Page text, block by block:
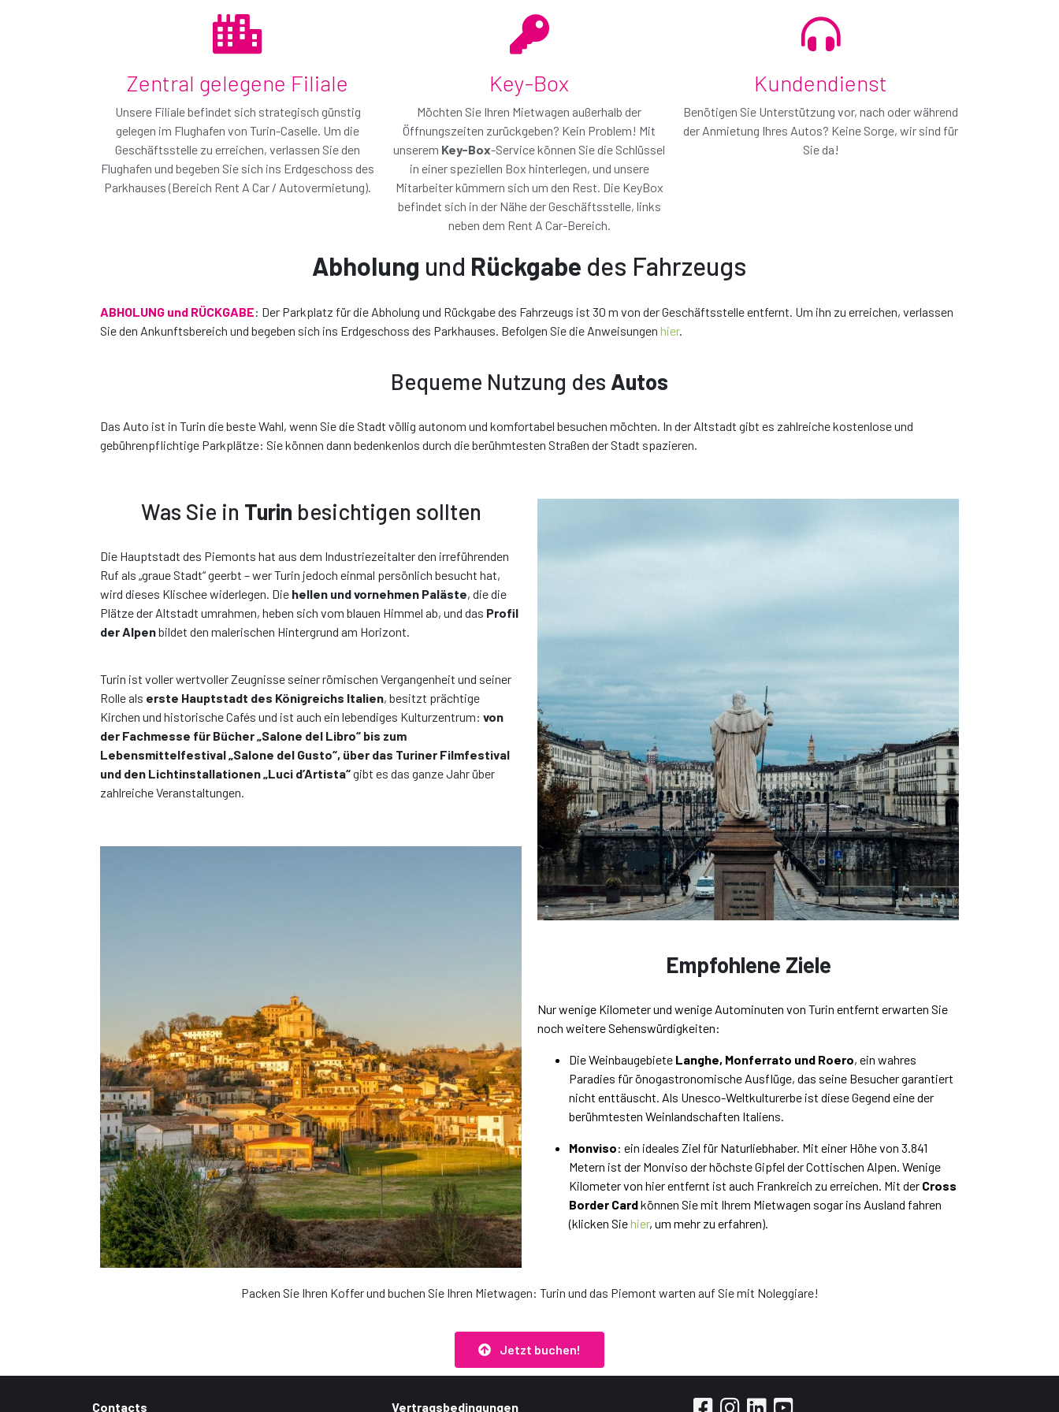
nur € / pro Tag
Das auto, das sie gewählt haben
€ 0,00
Das auto, das wir ihnen bieten
€ 0,00
€
Merkmalen
Buch diese Auto!
Zentral gelegene Filiale
Unsere Filiale befindet sich strategisch günstig
gelegen im Flughafen von Turin-Caselle. Um die
Geschäftsstelle zu erreichen, verlassen Sie den
Flughafen und begeben Sie sich ins Erdgeschoss des
Parkhauses (Bereich Rent A Car / Autovermietung).
Key-Box
Möchten Sie Ihren Mietwagen außerhalb der
Öffnungszeiten zurückgeben? Kein Problem! Mit
unserem Key-Box-Service können Sie die Schlüssel
in einer speziellen Box hinterlegen, und unsere
Mitarbeiter kümmern sich um den Rest. Die KeyBox
befindet sich in der Nähe der Geschäftsstelle, links
neben dem Rent A Car-Bereich.
Kundendienst
Benötigen Sie Unterstützung vor, nach oder während
der Anmietung Ihres Autos? Keine Sorge, wir sind für
Sie da!
Abholung und Rückgabe des Fahrzeugs
ABHOLUNG und RÜCKGABE: Der Parkplatz für die Abholung und Rückgabe des Fahrzeugs ist 30 m von der Geschäftsstelle entfernt. Um ihn zu erreichen, verlassen
Sie den Ankunftsbereich und begeben sich ins Erdgeschoss des Parkhauses. Befolgen Sie die Anweisungen hier.
Bequeme Nutzung des Autos
Das Auto ist in Turin die beste Wahl, wenn Sie die Stadt völlig autonom und komfortabel besuchen möchten. In der Altstadt gibt es zahlreiche kostenlose und
gebührenpflichtige Parkplätze: Sie können dann bedenkenlos durch die berühmtesten Straßen der Stadt spazieren.
Was Sie in Turin besichtigen sollten
Die Hauptstadt des Piemonts hat aus dem Industriezeitalter den irreführenden
Ruf als „graue Stadt“ geerbt – wer Turin jedoch einmal persönlich besucht hat,
wird dieses Klischee widerlegen. Die hellen und vornehmen Paläste, die die
Plätze der Altstadt umrahmen, heben sich vom blauen Himmel ab, und das Profil
der Alpenbildet den malerischen Hintergrund am Horizont.
Turin ist voller wertvoller Zeugnisse seiner römischen Vergangenheit und seiner
Rolle als erste Hauptstadt des Königreichs Italien, besitzt prächtige
Kirchen und historische Cafés und ist auch ein lebendiges Kulturzentrum: von
der Fachmesse für Bücher „Salone del Libro“ bis zum
Lebensmittelfestival „Salone del Gusto“, über das Turiner Filmfestival
und den Lichtinstallationen „Luci d’Artista“gibt es das ganze Jahr über
zahlreiche Veranstaltungen.
Empfohlene Ziele
Nur wenige Kilometer und wenige Autominuten von Turin entfernt erwarten Sie
noch weitere Sehenswürdigkeiten:
Die Weinbaugebiete Langhe, Monferrato und Roero, ein wahres
Paradies für önogastronomische Ausflüge, das seine Besucher garantiert
nicht enttäuscht. Als Unesco-Weltkulturerbe ist diese Gegend eine der
berühmtesten Weinlandschaften Italiens.
Monviso: ein ideales Ziel für Naturliebhaber. Mit einer Höhe von 3.841
Metern ist der Monviso der höchste Gipfel der Cottischen Alpen. Wenige
Kilometer von hier entfernt ist auch Frankreich zu erreichen. Mit der Cross
Border Cardkönnen Sie mit Ihrem Mietwagen sogar ins Ausland fahren
(klicken Siehier, um mehr zu erfahren).
Packen Sie Ihren Koffer und buchen Sie Ihren Mietwagen: Turin und das Piemont warten auf Sie mit Noleggiare!
Jetzt buchen!
Contacts Vertragsbedingungen